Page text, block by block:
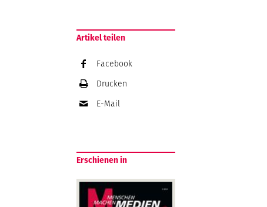
Artikel teilen
Facebook
Drucken
E-Mail
Erschienen in